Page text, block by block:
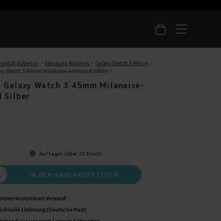
Zubehör Samsung Watches
Galaxy Watch 3 45mm
Watch 3 45mm Milanaise-Armband Silber
Galaxy Watch 3 45mm Milanaise-
Silber
Auf Lager (Über 20 Stück)
IN DEN WARENKORB LEGEN
kostenloser Versand
Lieferung (Deutsche Post)